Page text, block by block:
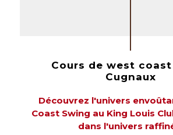
Cours de west
Cugnaux
Découvrez l'univers
Coast Swing au King Louis
dans l'univers